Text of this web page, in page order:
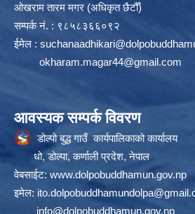
ओखराम तारम मगर (अधिकृत छैटौँ)
सम्पर्क न‌ं. : ९८५८३६६०९२
ईमेल :
okharam.magar44@gmail.com
आवस्यक सम्पर्क विवरण
डोल्पो बुद्ध गाउँ कार्यपालिकाको कार्यालय
धो, डोल्पा, कर्णाली प्रदेश, नेपाल
वेबसाईट: www.dolpobuddhamun.gov.np
इमेल:
info@dolpobuddhamun.gov.np